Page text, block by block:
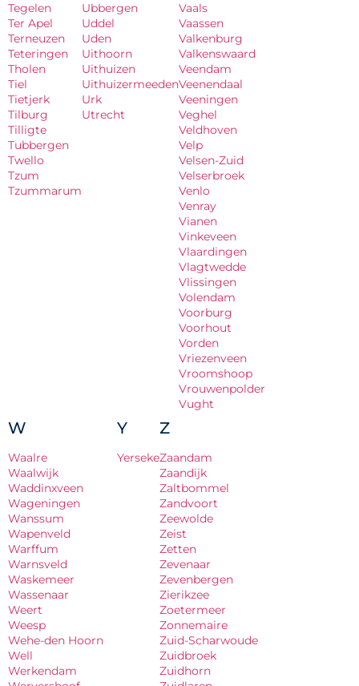
Tegelen
Ter Apel
Terneuzen
Teteringen
Tholen
Tiel
Tietjerk
Tilburg
Tilligte
Tubbergen
Twello
Tzum
Tzummarum
Ubbergen
Uddel
Uden
Uithoorn
Uithuizen
Uithuizermeeden
Urk
Utrecht
Vaals
Vaassen
Valkenburg
Valkenswaard
Veendam
Veenendaal
Veeningen
Veghel
Veldhoven
Velp
Velsen-Zuid
Velserbroek
Venlo
Venray
Vianen
Vinkeveen
Vlaardingen
Vlagtwedde
Vlissingen
Volendam
Voorburg
Voorhout
Vorden
Vriezenveen
Vroomshoop
Vrouwenpolder
Vught
W
Waalre
Waalwijk
Waddinxveen
Wageningen
Wanssum
Wapenveld
Warffum
Warnsveld
Waskemeer
Wassenaar
Weert
Weesp
Wehe-den Hoorn
Well
Werkendam
Y
Yerseke
Z
Zaandam
Zaandijk
Zaltbommel
Zandvoort
Zeewolde
Zeist
Zetten
Zevenaar
Zevenbergen
Zierikzee
Zoetermeer
Zonnemaire
Zuid-Scharwoude
Zuidbroek
Zuidhorn